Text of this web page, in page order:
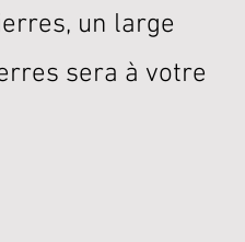
un large
sera à votre